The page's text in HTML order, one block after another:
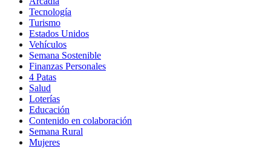
Tecnología
Turismo
Estados Unidos
Vehículos
Semana Sostenible
Finanzas Personales
4 Patas
Salud
Loterías
Educación
Contenido en colaboración
Semana Rural
Mujeres